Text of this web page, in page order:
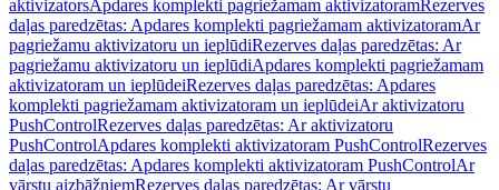
aktivizatorsApdares komplekti pagriežamam aktivizatoramRezerves
daļas paredzētas: Apdares komplekti pagriežamam aktivizatoramAr
pagriežamu aktivizatoru un ieplūdiRezerves daļas paredzētas: Ar
pagriežamu aktivizatoru un ieplūdiApdares komplekti pagriežamam
aktivizatoram un ieplūdeiRezerves daļas paredzētas: Apdares
komplekti pagriežamam aktivizatoram un ieplūdeiAr aktivizatoru
PushControlRezerves daļas paredzētas: Ar aktivizatoru
PushControlApdares komplekti aktivizatoram PushControlRezerves
daļas paredzētas: Apdares komplekti aktivizatoram PushControlAr
vārstu aizbāžņiemRezerves daļas paredzētas: Ar vārstu